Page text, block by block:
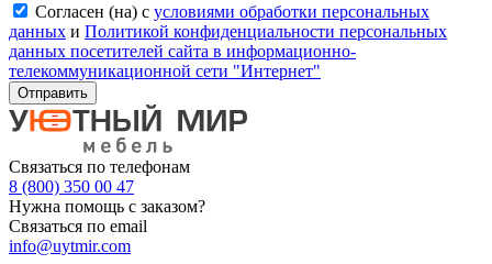
Согласен (на) с условиями обработки персональных
данных и Политикой конфиденциальности персональных
данных посетителей сайта в информационно-
телекоммуникационной сети "Интернет"
Отправить
Связаться по телефонам
8 (800) 350 00 47
Нужна помощь с заказом?
Связаться по email
info@uytmir.com